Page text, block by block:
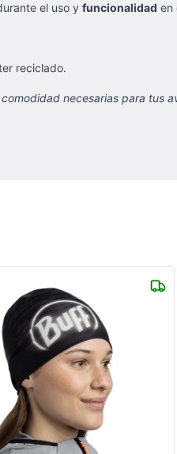
el uso y funcionalidad en
reciclado.
necesarias para tus